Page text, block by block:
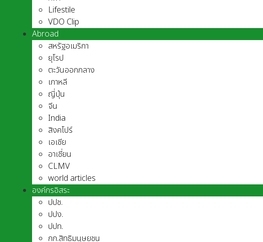
Lifestile
VDO Clip
Abroad
สหรัฐอเมริกา
ยุโรป
ตะวันออกกลาง
เกาหลี
ญี่ปุ่น
จีน
India
สิงคโปร์
เอเชีย
อาเชี่ยน
CLMV
world articles
องค์กรอิสระ
ปปช.
ปปง.
ปปท.
กก.สิทธิมนุษยชน